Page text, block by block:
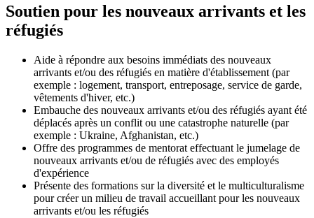
Soutien pour les nouveaux arrivants et les
réfugiés
Aide à répondre aux besoins immédiats des nouveaux
arrivants et/ou des réfugiés en matière d'établissement (par
exemple : logement, transport, entreposage, service de garde,
vêtements d'hiver, etc.)
Embauche des nouveaux arrivants et/ou des réfugiés ayant été
déplacés après un conflit ou une catastrophe naturelle (par
exemple : Ukraine, Afghanistan, etc.)
Offre des programmes de mentorat effectuant le jumelage de
nouveaux arrivants et/ou de réfugiés avec des employés
d'expérience
Présente des formations sur la diversité et le multiculturalisme
pour créer un milieu de travail accueillant pour les nouveaux
arrivants et/ou les réfugiés